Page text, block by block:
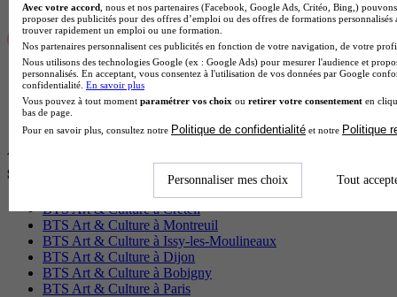
Autres villes proches de Troyes où faire
son BTS Art & Culture
BTS Art & Culture à Créteil
BTS Art & Culture à Montreuil
BTS Art & Culture à Issy-les-Moulineaux
BTS Art & Culture à Dijon
BTS Art & Culture à Bobigny
BTS Art & Culture à Paris
Avec votre accord , nous et nos partenaires (Facebook, Google Ads, Critéo, Bing,)
proposer des publicités pour des offres d’emploi ou des offres de formations
trouver rapidement un emploi ou une formation.
Nos partenaires personnalisent ces publicités en fonction de votre navigation, de votre
Nous utilisons des technologies Google (ex : Google Ads) pour mesurer l'audience et
personnalisés. En acceptant, vous consentez à l'utilisation de vos données par Google
confidentialité. En savoir plus
Vous pouvez à tout moment paramétrer vos choix ou retirer votre consentement en
bas de page.
Pour en savoir plus, consultez notre Politique de confidentialité et notre Politique
Personnaliser mes choix Tout